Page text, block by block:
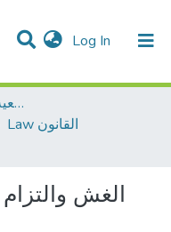
Log In (current)
Dissertations & Theses الرسائل الجامعية
Law القانون
الغش